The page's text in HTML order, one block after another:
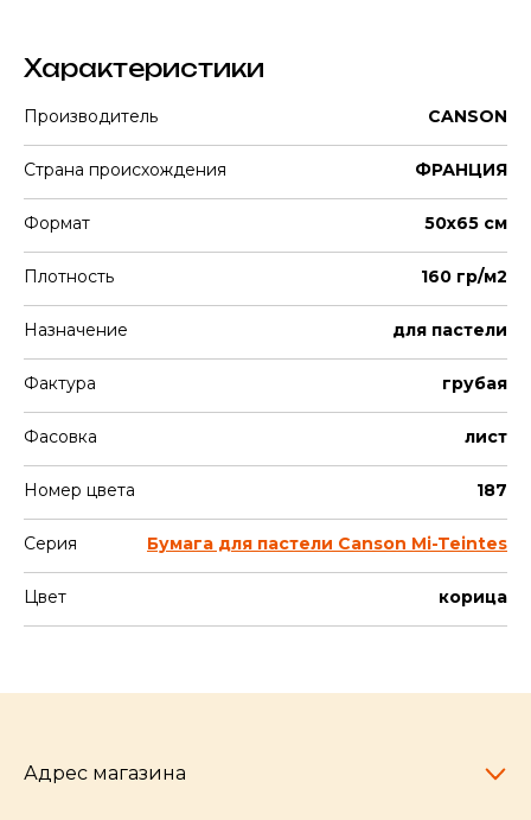
Характеристики
Производитель CANSON
Страна происхождения ФРАНЦИЯ
Формат 50х65 см
Плотность 160 гр/м2
Назначение для пастели
Фактура грубая
Фасовка лист
Номер цвета 187
Серия Бумага для пастели Canson Mi-Teintes
Цвет корица
Адрес магазина